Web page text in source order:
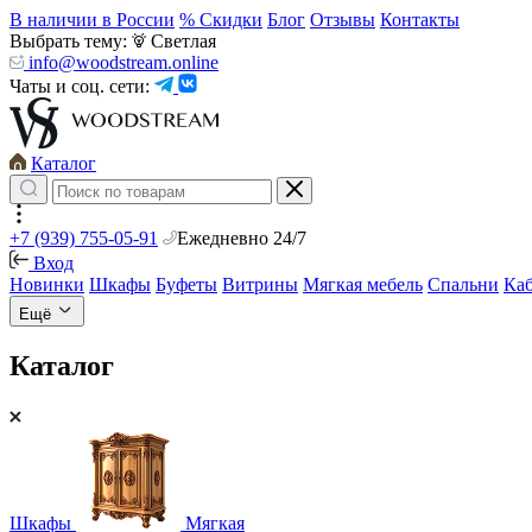
В наличии в России % Скидки Блог Отзывы Контакты
Выбрать тему:
Светлая
info@woodstream.online
Чаты и соц. сети:
Каталог
+7 (939) 755-05-91
Ежедневно 24/7
Вход
Новинки Шкафы Буфеты Витрины Мягкая мебель Спальни
Ещё
Каталог
Шкафы Мягкая